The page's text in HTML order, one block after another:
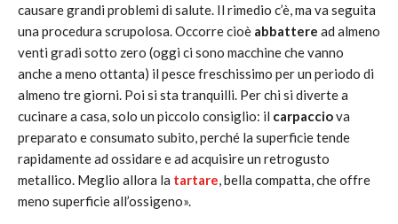
causare grandi problemi di salute. Il rimedio c’è, ma va seguita
una procedura scrupolosa. Occorre cioè abbattere ad almeno
venti gradi sotto zero (oggi ci sono macchine che vanno
anche a meno ottanta) il pesce freschissimo per un periodo di
almeno tre giorni. Poi si sta tranquilli. Per chi si diverte a
cucinare a casa, solo un piccolo consiglio: il carpacciova
preparato e consumato subito, perché la superficie tende
rapidamente ad ossidare e ad acquisire un retrogusto
metallico. Meglio allora la tartare, bella compatta, che offre
meno superficie all’ossigeno».